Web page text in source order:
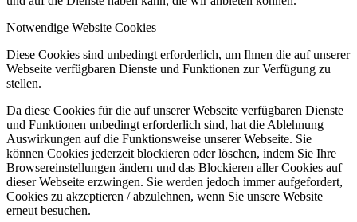
Notwendige Website Cookies
Diese Cookies sind unbedingt erforderlich, um Ihnen die auf unserer
Webseite verfügbaren Dienste und Funktionen zur Verfügung zu
stellen.
Da diese Cookies für die auf unserer Webseite verfügbaren Dienste
und Funktionen unbedingt erforderlich sind, hat die Ablehnung
Auswirkungen auf die Funktionsweise unserer Webseite. Sie
können Cookies jederzeit blockieren oder löschen, indem Sie Ihre
Browsereinstellungen ändern und das Blockieren aller Cookies auf
dieser Webseite erzwingen. Sie werden jedoch immer aufgefordert,
Cookies zu akzeptieren / abzulehnen, wenn Sie unsere Website
erneut besuchen.